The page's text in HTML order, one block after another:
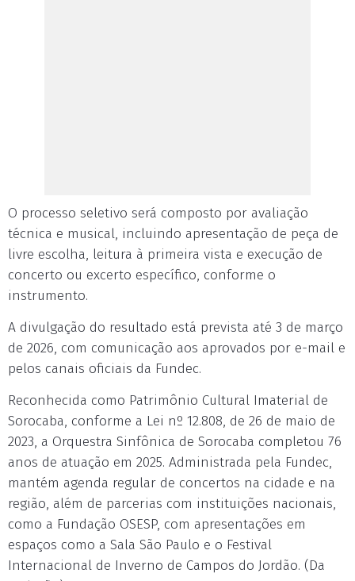
O processo seletivo será composto por avaliação
técnica e musical, incluindo apresentação de peça de
livre escolha, leitura à primeira vista e execução de
concerto ou excerto específico, conforme o
instrumento.
A divulgação do resultado está prevista até 3 de março
de 2026, com comunicação aos aprovados por e-mail e
pelos canais oficiais da Fundec.
Reconhecida como Patrimônio Cultural Imaterial de
Sorocaba, conforme a Lei nº 12.808, de 26 de maio de
2023, a Orquestra Sinfônica de Sorocaba completou 76
anos de atuação em 2025. Administrada pela Fundec,
mantém agenda regular de concertos na cidade e na
região, além de parcerias com instituições nacionais,
como a Fundação OSESP, com apresentações em
espaços como a Sala São Paulo e o Festival
Internacional de Inverno de Campos do Jordão. (Da